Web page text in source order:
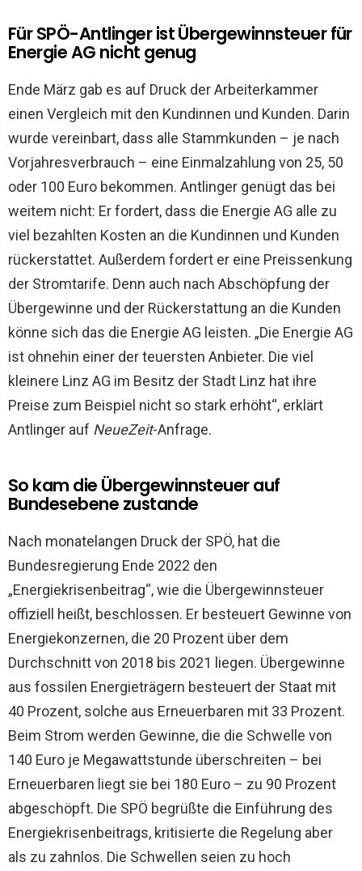
Für SPÖ-Antlinger ist Übergewinnsteuer für
Energie AG nicht genug
Ende März gab es auf Druck der Arbeiterkammer
einen Vergleich mit den Kundinnen und Kunden. Darin
wurde vereinbart, dass alle Stammkunden – je nach
Vorjahresverbrauch – eine Einmalzahlung von 25, 50
oder 100 Euro bekommen. Antlinger genügt das bei
weitem nicht: Er fordert, dass die Energie AG alle zu
viel bezahlten Kosten an die Kundinnen und Kunden
rückerstattet. Außerdem fordert er eine Preissenkung
der Stromtarife. Denn auch nach Abschöpfung der
Übergewinne und der Rückerstattung an die Kunden
könne sich das die Energie AG leisten. „Die Energie AG
ist ohnehin einer der teuersten Anbieter. Die viel
kleinere Linz AG im Besitz der Stadt Linz hat ihre
Preise zum Beispiel nicht so stark erhöht“, erklärt
Antlinger auf NeueZeit-Anfrage.
So kam die Übergewinnsteuer auf
Bundesebene zustande
Nach monatelangen Druck der SPÖ, hat die
Bundesregierung Ende 2022 den
„Energiekrisenbeitrag“, wie die Übergewinnsteuer
offiziell heißt, beschlossen. Er besteuert Gewinne von
Energiekonzernen, die 20 Prozent über dem
Durchschnitt von 2018 bis 2021 liegen. Übergewinne
aus fossilen Energieträgern besteuert der Staat mit
40 Prozent, solche aus Erneuerbaren mit 33 Prozent.
Beim Strom werden Gewinne, die die Schwelle von
140 Euro je Megawattstunde überschreiten – bei
Erneuerbaren liegt sie bei 180 Euro – zu 90 Prozent
abgeschöpft. Die SPÖ begrüßte die Einführung des
Energiekrisenbeitrags, kritisierte die Regelung aber
als zu zahnlos. Die Schwellen seien zu hoch